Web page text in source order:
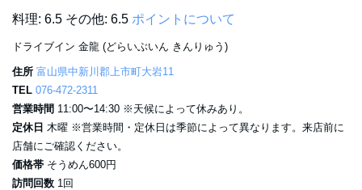
料理: 6.5 その他: 6.5 ポイントについて
ドライブイン 金龍 (どらいぶいん きんりゅう)
住所 富山県中新川郡上市町大岩11
TEL 076-472-2311
営業時間 11:00〜14:30 ※天候によって休みあり。
定休日 木曜 ※営業時間・定休日は季節によって異なります。来店前に
店舗にご確認ください。
価格帯 そうめん600円
訪問回数 1回